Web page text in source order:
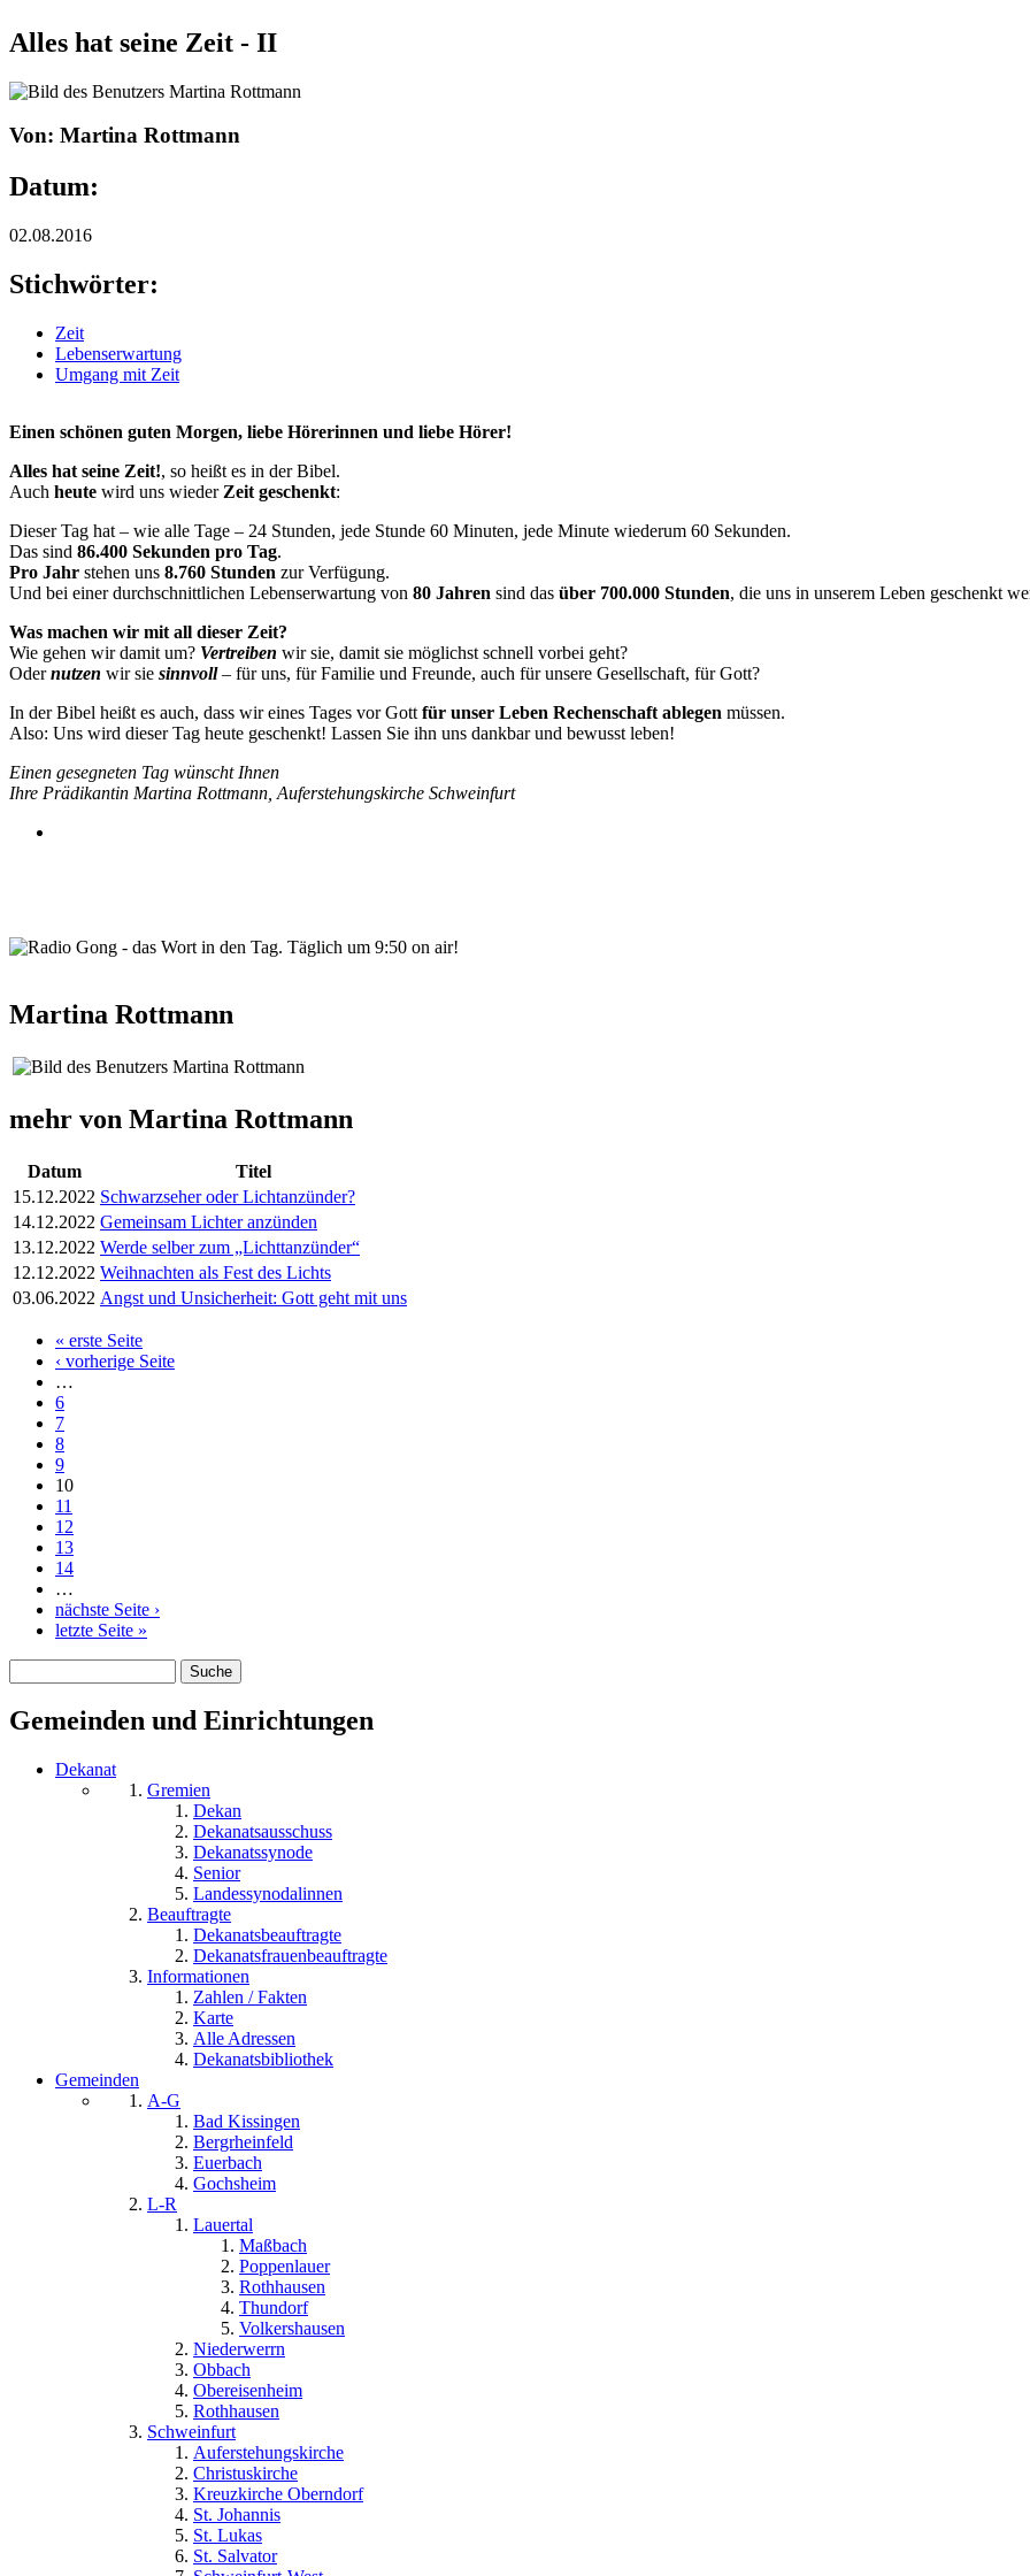
Alles hat seine Zeit - II
Von: Martina Rottmann
Datum:
02.08.2016
Stichwörter:
Zeit
Lebenserwartung
Umgang mit Zeit
Einen schönen guten Morgen, liebe Hörerinnen und liebe Hörer!
Alles hat seine Zeit!, so heißt es in der Bibel.
Auch heute wird uns wieder Zeit geschenkt:
Dieser Tag hat – wie alle Tage – 24 Stunden, jede Stunde 60 Minuten, jede Minute wiederum 60 Sekunden.
Das sind 86.400 Sekunden pro Tag.
Pro Jahr stehen uns 8.760 Stunden zur Verfügung.
Und bei einer durchschnittlichen Lebenserwartung von 80 Jahren sind das über 700.000 Stunden, die uns in unserem Leben geschenkt
Was machen wir mit all dieser Zeit?
Wie gehen wir damit um? Vertreiben wir sie, damit sie möglichst schnell vorbei geht?
Odernutzen wir sie sinnvoll– für uns, für Familie und Freunde, auch für unsere Gesellschaft, für Gott?
In der Bibel heißt es auch, dass wir eines Tages vor Gott für unser Leben Rechenschaft ablegen müssen.
Also: Uns wird dieser Tag heute geschenkt! Lassen Sie ihn uns dankbar und bewusst leben!
Einen gesegneten Tag wünscht Ihnen
Ihre Prädikantin Martina Rottmann, Auferstehungskirche Schweinfurt
Martina Rottmann
mehr von Martina Rottmann
Datum
Titel
15.12.2022 Schwarzseher oder Lichtanzünder?
14.12.2022 Gemeinsam Lichter anzünden
13.12.2022 Werde selber zum „Lichttanzünder“
12.12.2022 Weihnachten als Fest des Lichts
03.06.2022 Angst und Unsicherheit: Gott geht mit uns
Seiten« erste Seite
‹ vorherige Seite
…
6
7
8
9
10
11
12
13
14
…
nächste Seite ›
letzte Seite »
Gemeinden und Einrichtungen
Dekanat
Gremien
Dekan
Dekanatsausschuss
Dekanatssynode
Senior
Landessynodalinnen
Beauftragte
Dekanatsbeauftragte
Dekanatsfrauenbeauftragte
Informationen
Zahlen / Fakten
Karte
Alle Adressen
Dekanatsbibliothek
Gemeinden
A-G
Bad Kissingen
Bergrheinfeld
Euerbach
Gochsheim
L-R
Lauertal
Maßbach
Poppenlauer
Rothhausen
Thundorf
Volkershausen
Niederwerrn
Obbach
Obereisenheim
Rothhausen
Schweinfurt
Auferstehungskirche
Christuskirche
Kreuzkirche Oberndorf
St. Johannis
St. Lukas
St. Salvator